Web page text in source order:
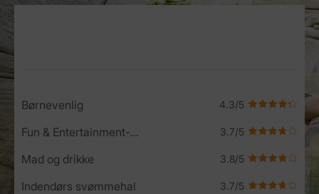
Service Rating from our guests
Børnevenlig
Fun & Entertainment-program
Mad og drikke
Indendørs svømmehal